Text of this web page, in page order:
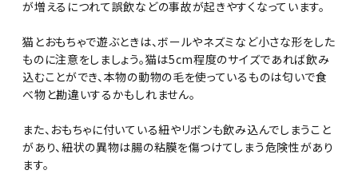
が増えるにつれて誤飲などの事故が起きやすくなっています。
猫とおもちゃで遊ぶときは、ボールやネズミなど小さな形をした
ものに注意をしましょう。猫は5cm程度のサイズであれば飲み
込むことができ、本物の動物の毛を使っているものは匂いで食
べ物と勘違いするかもしれません。
また、おもちゃに付いている紐やリボンも飲み込んでしまうこと
があり、紐状の異物は腸の粘膜を傷つけてしまう危険性があり
ます。